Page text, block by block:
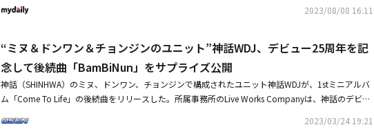
頭にフライパンのカチューシャを着けたリュ・イソと、焼酎とタバコの巨大クッションを持ったチョ
は、2020年に結婚した。
2023/08/08 16:11
“ミヌ＆ドンワン＆チョンジンのユニット”神話WDJ、デビュー25周年を記
念して後続曲「BamBiNun」をサプライズ公開
神話（SHINHWA）のミヌ、ドンワン、チョンジンで構成されたユニット神話WDJが、1stミニアルバ
ム「Come To Life」の後続曲をリリースした。所属事務所のLive Works Companyは、神話のデビュ
体育館にて開かれた神話WDJの年末単独コンサートで未発表曲として初めて公開され、ファンに大き
2023/03/24 19:21